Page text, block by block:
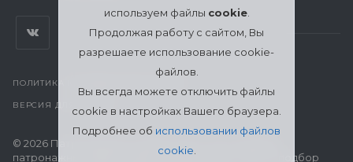
ПОЛИТИКА КОНФИДЕНЦИАЛЬНОСТИ
ВЕРСИЯ ДЛЯ ПЕЧАТИ
© 2026 Патронажная служба МЦСО «Ассоциация
патронажных работников» в Череповце: поиск и подбор
используем файлы cookie.
Продолжая работу с сайтом, Вы
разрешаете использование cookie-
файлов.
Вы всегда можете отключить файлы
cookie в настройках Вашего браузера.
Подробнее об использовании файлов
cookie